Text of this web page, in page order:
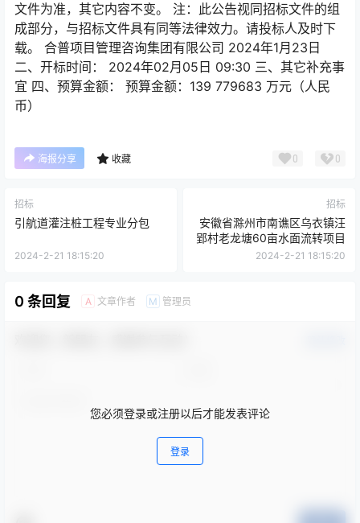
文件为准，其它内容不变。 注：此公告视同招标文件的组
成部分，与招标文件具有同等法律效力。请投标人及时下
载。 合普项目管理咨询集团有限公司 2024年1月23日
二、开标时间： 2024年02月05日 09:30 三、其它补充事
宜 四、预算金额： 预算金额：139 779683 万元（人民
币）
海报分享 收藏 0 0
招标
引航道灌注桩工程专业分包
2024-2-21 18:15:20
招标
安徽省滁州市南谯区乌衣镇汪
郢村老龙塘60亩水面流转项目
2024-2-21 18:15:20
0 条回复 A 文章作者 M 管理员
您必须登录或注册以后才能发表评论
登录